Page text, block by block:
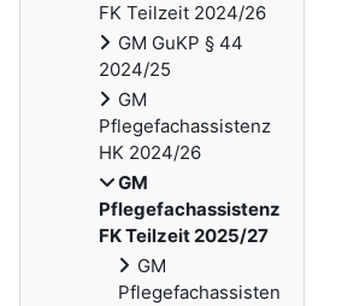
FK Teilzeit 2024/26
GM GuKP § 44
2024/25
GM
Pflegefachassistenz
HK 2024/26
GM
Pflegefachassistenz
FK Teilzeit 2025/27
GM
Pflegefachassisten